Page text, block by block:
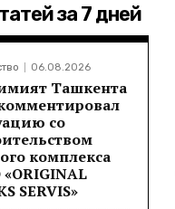
за 7 дней
06.08.2026
Ташкента
со
комплекса
SERVIS»